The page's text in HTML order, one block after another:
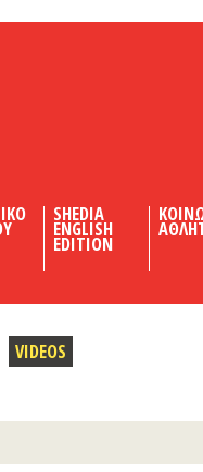
SHEDIA
ENGLISH
EDITION
VIDEOS